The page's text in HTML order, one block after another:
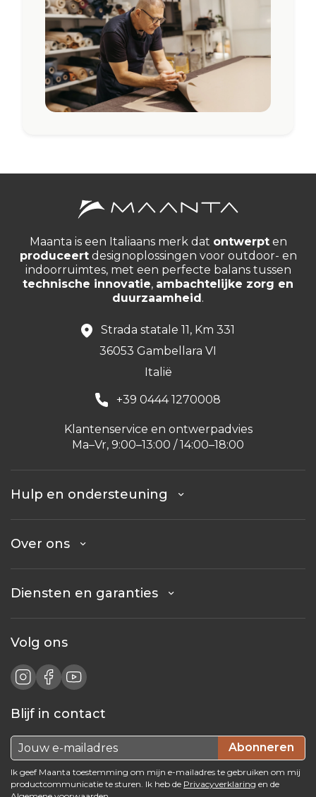
Maanta is een Italiaans merk dat ontwerpten
produceertdesignoplossingen voor outdoor- en
indoorruimtes, met een perfecte balans tussen
technische innovatie, ambachtelijke zorg en
duurzaamheid.
Strada statale 11, Km 331
36053 Gambellara VI
Italië
+39 0444 1270008
Klantenservice en ontwerpadvies
Ma–Vr, 9:00–13:00 / 14:00–18:00
Hulp en ondersteuning
Over ons
Diensten en garanties
Volg ons
Blijf in contact
Abonneren
Ik geef Maanta toestemming om mijn e-mailadres te gebruiken om mij
productcommunicatie te sturen. Ik heb de Privacyverklaring en de